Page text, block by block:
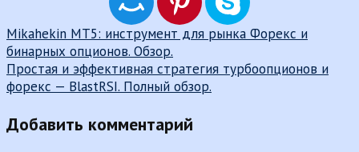
Навигация
по
записям
Mikahekin MT5: инструмент для рынка Форекс и
бинарных опционов. Обзор.
Простая и эффективная стратегия турбоопционов и
форекс — BlastRSI. Полный обзор.
Добавить комментарий